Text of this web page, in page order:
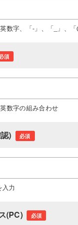
数字、「-」、「_」、「
須
数字の組み合わせ
) 必須
力
(PC) 必須